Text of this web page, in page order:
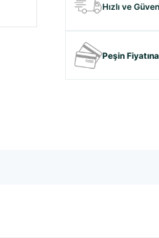
Hızlı ve
Peşin